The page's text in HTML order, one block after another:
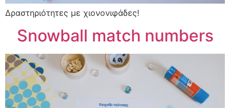
Δραστηριότητες με χιονονιφάδες!
Snowball match numbers